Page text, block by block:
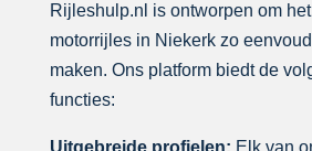
Rijleshulp.nl is ontworpen om
motorrijles in Niekerk zo
maken. Ons platform biedt de
functies:
Uitgebreide profielen: Elk van